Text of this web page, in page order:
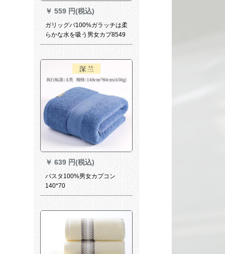
￥ 559 円(税込)
ガリッグバ100%ガラッチは柔
らかな水を吸う男女カプ8549
深蘭140*70
￥ 639 円(税込)
パスタ100%男女カプコン
140*70